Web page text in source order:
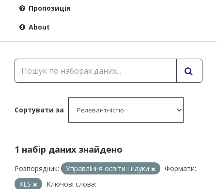
Пропозиція
About
Сортувати за
1 набір даних знайдено
Розпорядник: Управління освіти і науки
Формати:
XLS
Ключові слова: